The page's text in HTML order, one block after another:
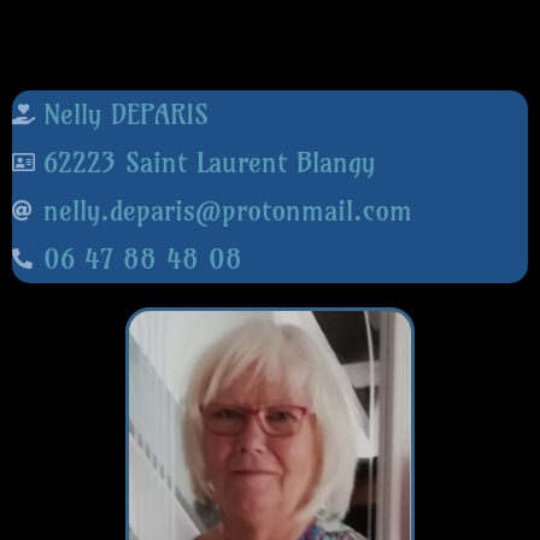
Nelly DEPARIS
62223 Saint Laurent Blangy
nelly.deparis@protonmail.com
06 47 88 48 08